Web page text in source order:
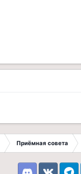
Приёмная совета